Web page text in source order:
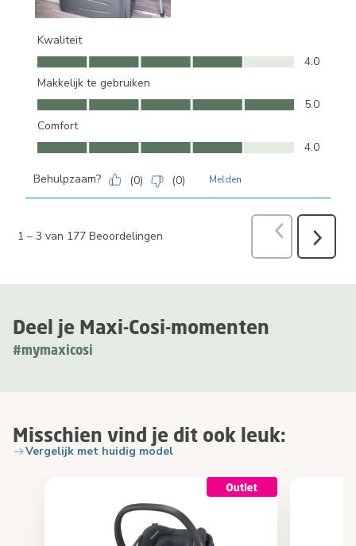
Deel je Maxi-Cosi-momenten
#mymaxicosi
Misschien vind je dit ook leuk:
Vergelijk met huidig model
Kwaliteit
Kwaliteit, 4.0 van 5
4.0
Makkelijk te gebruiken
Makkelijk te gebruiken, 5.0 van 5
5.0
Comfort
Comfort, 4.0 van 5
4.0
Behulpzaam? (0) (0) Melden
1 – 3 van 177 Beoordelingen Vorige